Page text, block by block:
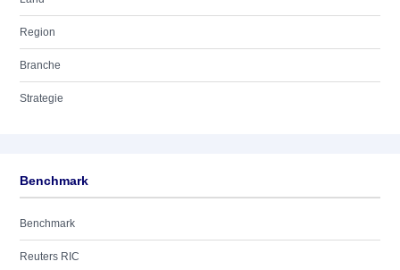
Region
Branche
Strategie
Benchmark
Benchmark
Reuters RIC